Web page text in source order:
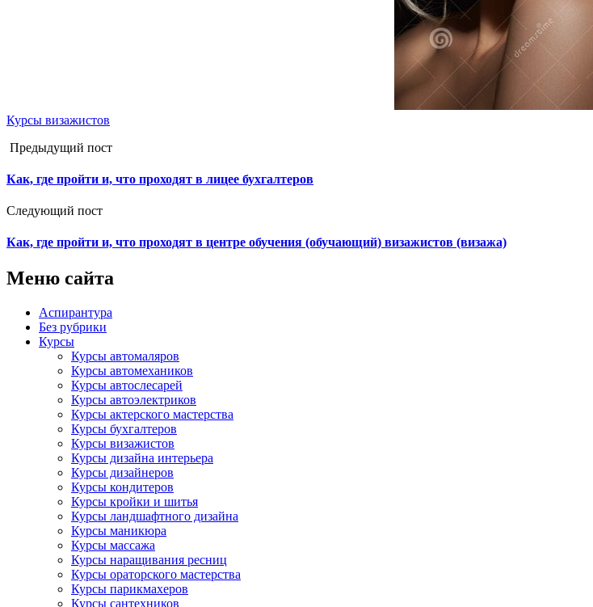
Курсы визажистов
Предыдущий пост
Как, где пройти и, что проходят в лицее бухгалтеров
Следующий пост
Как, где пройти и, что проходят в центре обучения (обучающий) визажистов (визажа)
Меню сайта
Аспирантура
Без рубрики
Курсы
Курсы автомаляров
Курсы автомехаников
Курсы автослесарей
Курсы автоэлектриков
Курсы актерского мастерства
Курсы бухгалтеров
Курсы визажистов
Курсы дизайна интерьера
Курсы дизайнеров
Курсы кондитеров
Курсы кройки и шитья
Курсы ландшафтного дизайна
Курсы маникюра
Курсы массажа
Курсы наращивания ресниц
Курсы ораторского мастерства
Курсы парикмахеров
Курсы сантехников